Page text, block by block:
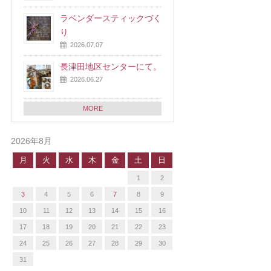
ラベンダースティックづく
り
2026.07.07
長津田地区センターにて。
2026.06.27
MORE
2026年8月
月 火 水 木 金 土 日
1 2
3 4 5 6 7 8 9
10 11 12 13 14 15 16
17 18 19 20 21 22 23
24 25 26 27 28 29 30
31